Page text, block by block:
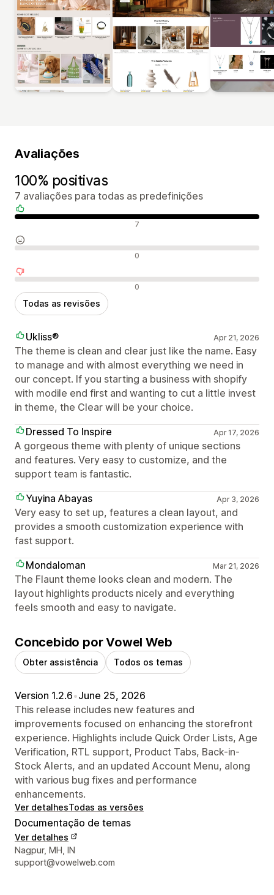
Avaliações
100% positivas
7 avaliações para todas as predefinições
Avaliações positivas 7
Avaliações neutras 0
Avaliações negativas 0
Todas as revisões
Ukliss® Apr 21, 2026
The theme is clean and clear just like the name. Easy
to manage and with almost everything we need in
our concept. If you starting a business with shopify
with modile end first and wanting to cut a little invest
in theme, the Clear will be your choice.
Dressed To Inspire
Apr 17, 2026
A gorgeous theme with plenty of unique sections
and features. Very easy to customize, and the
support team is fantastic.
Yuyina Abayas
Apr 3, 2026
Very easy to set up, features a clean layout, and
provides a smooth customization experience with
fast support.
Mondaloman
Mar 21, 2026
The Flaunt theme looks clean and modern. The
layout highlights products nicely and everything
feels smooth and easy to navigate.
Concebido por Vowel Web
Obter assistência Todos os temas
Version 1.2.6•June 25, 2026
This release includes new features and
improvements focused on enhancing the storefront
experience. Highlights include Quick Order Lists, Age
Verification, RTL support, Product Tabs, Back-in-
Stock Alerts, and an updated Account Menu, along
with various bug fixes and performance
enhancements.
Ver detalhesTodas as versões
Documentação de temas
Ver detalhes
Detalhes de contacto do designer
Nagpur, MH, IN
support@vowelweb.com